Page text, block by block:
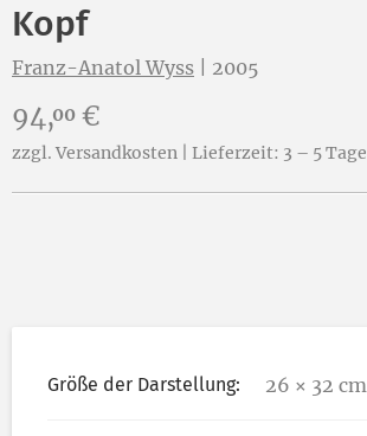
Kopf
Franz-Anatol Wyss 2005
Preis:
94,00 €
zzgl. Versandkosten | Lieferzeit: 3 – 5 Tage
Größe der Darstellung: 26 × 32 cm